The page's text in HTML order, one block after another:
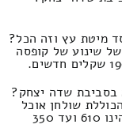
מיטת עץ וזה הכל?
של שינוע של קופסה
בסביבת שדה יצחק?
שולחן אוכל
חדר מרכזי בסיפוח להרכיב ולפרק התעריף הינו 610 ועד 350